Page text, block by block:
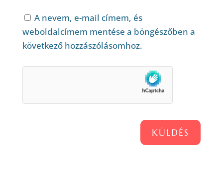
A nevem, e-mail címem, és
weboldalcímem mentése a böngészőben a
következő hozzászólásomhoz.
KÜLDÉS